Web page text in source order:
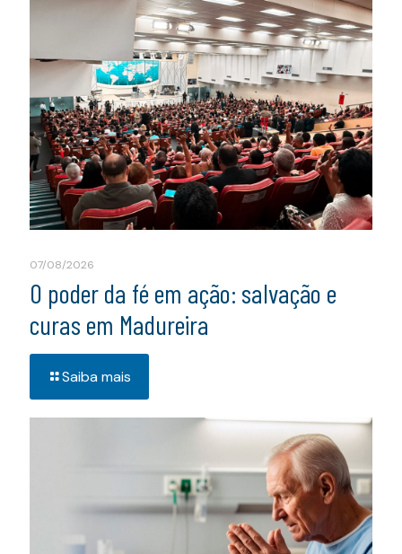
07/08/2026
O poder da fé em ação: salvação e
curas em Madureira
Saiba mais